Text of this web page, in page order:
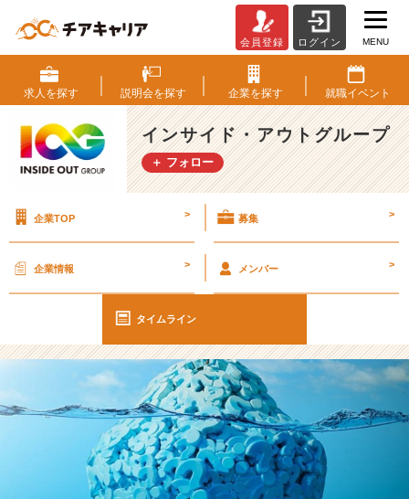
O
G
っ
て
ナ
ニ？】“自
未
選
ぶ
ン
サ
イ
ド・
ア
ウ
ト
グ
会員登録 ログイン MENU
求人を探す 説明会を探す 企業を探す 就職イベント
インサイド・アウトグループ
＋ フォロー
企業TOP > 募集 >
企業情報 > メンバー >
タイムライン